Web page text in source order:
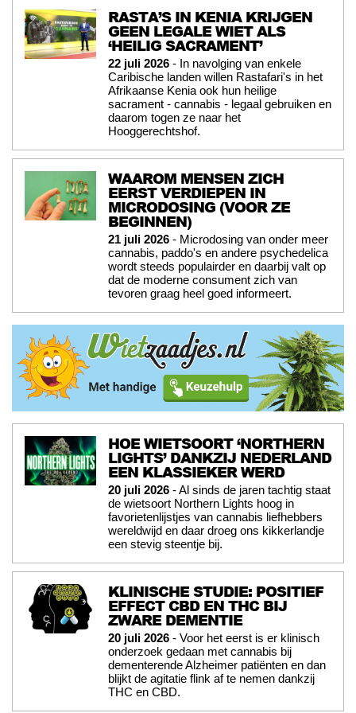
RASTA’S IN KENIA KRIJGEN
GEEN LEGALE WIET ALS
‘HEILIG SACRAMENT’
22 juli 2026 - In navolging van enkele
Caribische landen willen Rastafari's in het
Afrikaanse Kenia ook hun heilige
sacrament - cannabis - legaal gebruiken en
daarom togen ze naar het
Hooggerechtshof.
WAAROM MENSEN ZICH
EERST VERDIEPEN IN
MICRODOSING (VOOR ZE
BEGINNEN)
21 juli 2026 - Microdosing van onder meer
cannabis, paddo's en andere psychedelica
wordt steeds populairder en daarbij valt op
dat de moderne consument zich van
tevoren graag heel goed informeert.
HOE WIETSOORT ‘NORTHERN
LIGHTS’ DANKZIJ NEDERLAND
EEN KLASSIEKER WERD
20 juli 2026 - Al sinds de jaren tachtig staat
de wietsoort Northern Lights hoog in
favorietenlijstjes van cannabis liefhebbers
wereldwijd en daar droeg ons kikkerlandje
een stevig steentje bij.
KLINISCHE STUDIE: POSITIEF
EFFECT CBD EN THC BIJ
ZWARE DEMENTIE
20 juli 2026 - Voor het eerst is er klinisch
onderzoek gedaan met cannabis bij
dementerende Alzheimer patiënten en dan
blijkt de agitatie flink af te nemen dankzij
THC en CBD.